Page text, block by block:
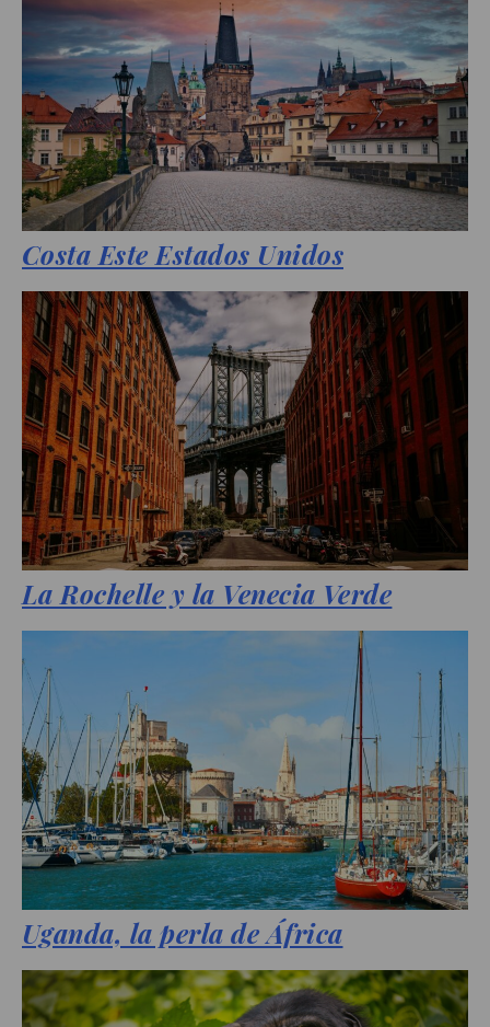
Costa Este Estados Unidos
La Rochelle y la Venecia Verde
Uganda, la perla de África